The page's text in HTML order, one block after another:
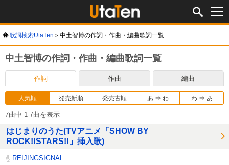
歌詞検索UtaTen 中土智博の作詞・作曲・編曲歌詞一覧
中土智博の作詞・作曲・編曲歌詞一覧
作詞 作曲 編曲
人気順 発売新順 発売古順 あ ⇒ わ わ ⇒ あ
7曲中 1-7曲を表示
はじまりのうた(TVアニメ「SHOW BY
ROCK!!STARS!!」挿入歌)
REIJINGSIGNAL